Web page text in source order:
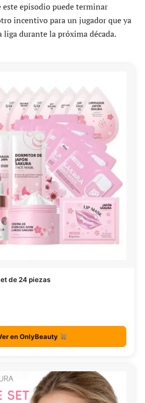
este episodio puede terminar
incentivo para un jugador que ya
durante la próxima década.
de 24 piezas
en OnlyBeauty